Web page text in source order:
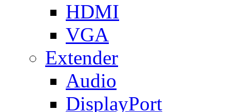
HDMI
VGA
Extender
Audio
DisplayPort